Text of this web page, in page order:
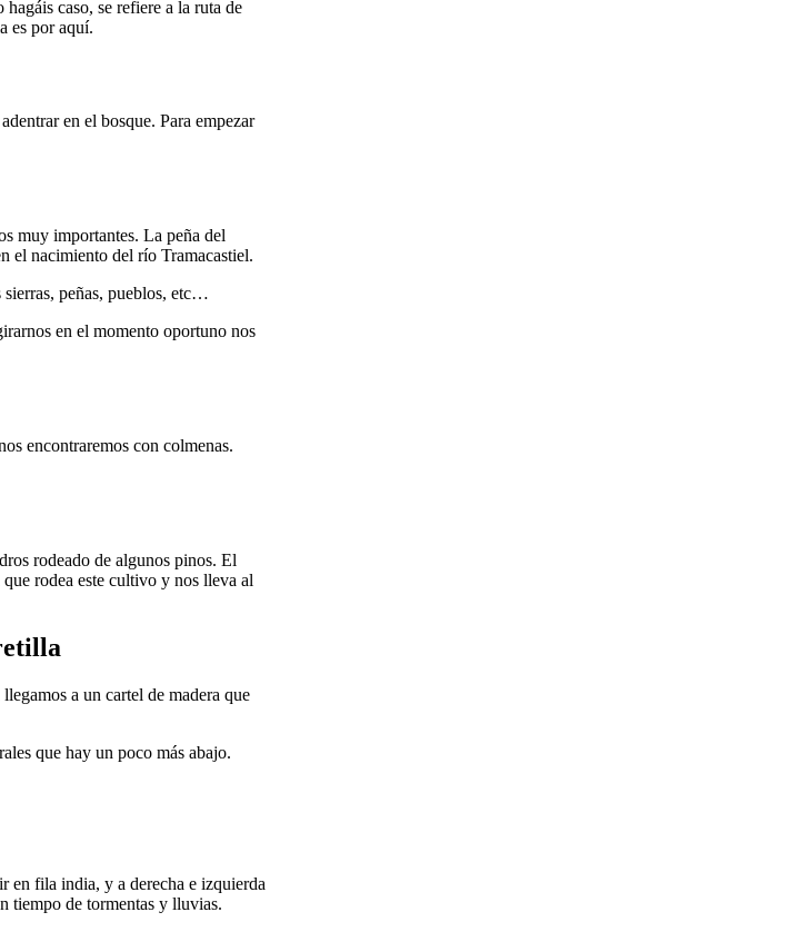
caso, se refiere a la ruta de
es por aquí.
en el bosque. Para empezar
muy importantes. La peña del
el nacimiento del río Tramacastiel.
sierras, peñas, pueblos, etc…
en el momento oportuno nos
encontraremos con colmenas.
rodeado de algunos pinos. El
rodea este cultivo y nos lleva al
a un cartel de madera que
que hay un poco más abajo.
en fila india, y a derecha e izquierda
tiempo de tormentas y lluvias.